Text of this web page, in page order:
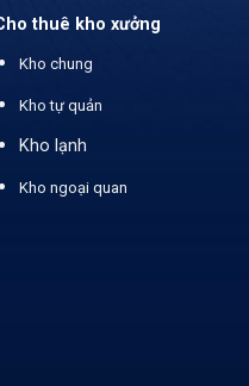
thuê kho xưởng
Kho chung
Kho tự quản
Kho lạnh
Kho ngoại quan